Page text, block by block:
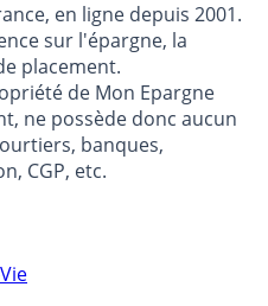
en ligne depuis 2001.
sur l'épargne, la
placement.
de Mon Epargne
ne possède donc aucun
banques,
CGP, etc.